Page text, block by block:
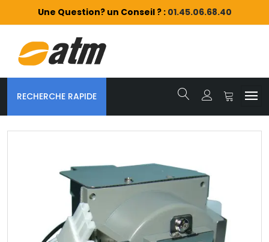
Une Question? un Conseil ? : 01.45.06.68.40
RECHERCHE RAPIDE